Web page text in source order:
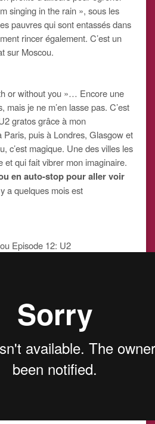
singing in the rain », sous les
pauvres qui sont entassés dans
rincer également. C’est un
sur Moscou.
or without you »… Encore une
mais je ne m’en lasse pas. C’est
gratos grâce à mon
puis à Londres, Glasgow et
c’est magique. Une des villes les
et qui fait vibrer mon imaginaire.
en auto-stop pour aller voir
a quelques mois est
Episode 12: U2